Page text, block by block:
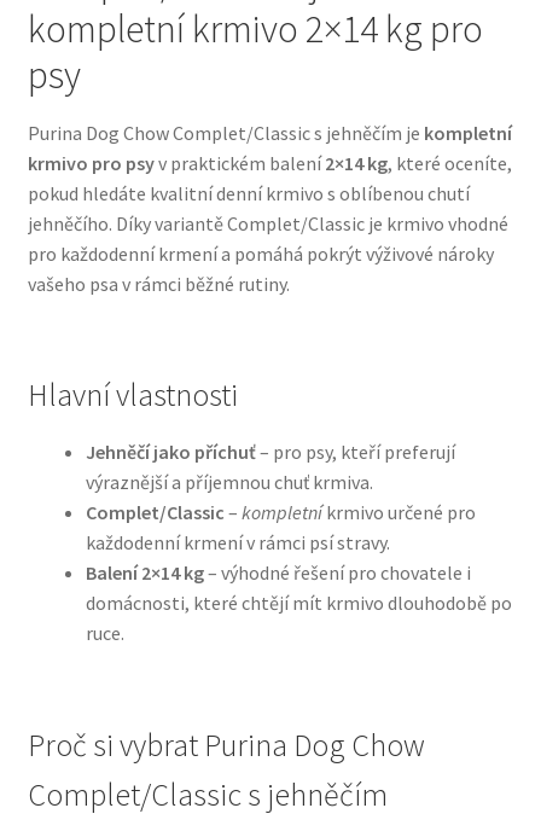
Bozita pro psy — Švédské krmivo s nordickou kvalitou
Brit pro psy
Granule pro psy
Natural Trainer pro psy — Italské krmivo s
přírodními složkami
Hill’s pro psy
Hračky pro psy
Konzervy a kapsičky pro psy
N&D Farmina pro psy — Italské holistic krmivo
Pamlsky pro psy
Pelíšky pro psy
kompletní krmivo 2×14 kg pro
psy
Purina Dog Chow Complet/Classic s jehněčím je kompletní
krmivo pro psyv praktickém balení2×14 kg, které oceníte,
pokud hledáte kvalitní denní krmivo s oblíbenou chutí
jehněčího. Díky variantě Complet/Classic je krmivo vhodné
pro každodenní krmení a pomáhá pokrýt výživové nároky
vašeho psa v rámci běžné rutiny.
Hlavní vlastnosti
Jehněčí jako příchuť– pro psy, kteří preferují
výraznější a příjemnou chuť krmiva.
Complet/Classic – kompletníkrmivo určené pro
každodenní krmení v rámci psí stravy.
Balení 2×14 kg– výhodné řešení pro chovatele i
domácnosti, které chtějí mít krmivo dlouhodobě po
ruce.
Proč si vybrat Purina Dog Chow
Complet/Classic s jehněčím